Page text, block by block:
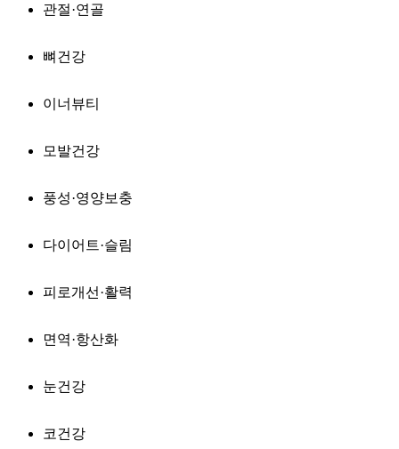
관절·연골
뼈건강
이너뷰티
모발건강
풍성·영양보충
다이어트·슬림
피로개선·활력
면역·항산화
눈건강
코건강